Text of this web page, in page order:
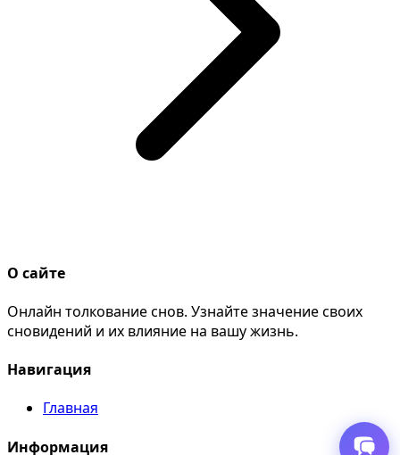
О сайте
Онлайн толкование снов. Узнайте значение своих
сновидений и их влияние на вашу жизнь.
Навигация
Главная
Информация